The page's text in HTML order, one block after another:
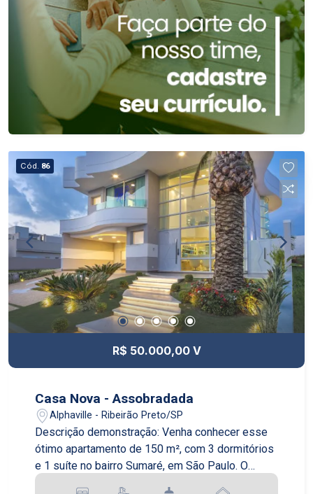
Cód. 86
R$ 50.000,00 V
Casa Nova - Assobradada
Alphaville - Ribeirão Preto/SP
Descrição demonstração: Venha conhecer esse
ótimo apartamento de 150 m², com 3 dormitórios
e 1 suíte no bairro Sumaré, em São Paulo. O
apartamento é novo e está em excelente estado